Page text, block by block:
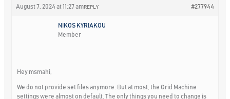
August 7, 2024 at 11:27 am #277944
REPLY
NIKOS KYRIAKOU
Member
Hey msmahi,
We do not provide set files anymore. But at most, the Grid Machine
settings were almost on default. The only things you need to change is